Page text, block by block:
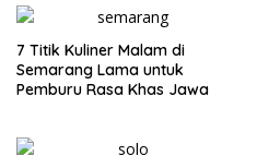
7 Titik Kuliner Malam di
Semarang Lama untuk
Pemburu Rasa Khas Jawa